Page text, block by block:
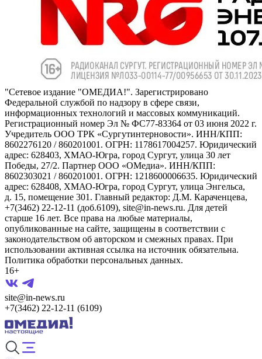
"Сетевое издание "ОМЕДИА!". Зарегистрировано
Федеральной службой по надзору в сфере связи,
информационных технологий и массовых коммуникаций.
Регистрационный номер Эл № ФС77-83364 от 03 июня 2022 г.
Учредитель ООО ТРК «Сургутинтерновости». ИНН/КПП:
8602276120 / 860201001. ОГРН: 1178617004257. Юридический
адрес: 628403, ХМАО-Югра, город Сургут, улица 30 лет
Победы, 27/2. Партнер ООО «ОМедиа». ИНН/КПП:
8602303021 / 860201001. ОГРН: 1218600006635. Юридический
адрес: 628408, ХМАО-Югра, город Сургут, улица Энгельса,
д. 15, помещение 301. Главный редактор: Д.М. Караченцева,
+7(3462) 22-12-11 (доб.6109), site@in-news.ru. Для детей
старше 16 лет. Все права на любые материалы,
опубликованные на сайте, защищены в соответствии с
законодательством об авторском и смежных правах. При
использовании активная ссылка на источник обязательна.
Политика обработки персональных данных.
16+
site@in-news.ru
+7(3462) 22-12-11 (6109)